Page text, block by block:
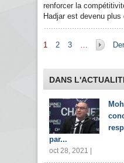
renforcer la
Hadjar est devenu
Pages
1 2 3 …
DANS
par...
oct 28, 2021 |